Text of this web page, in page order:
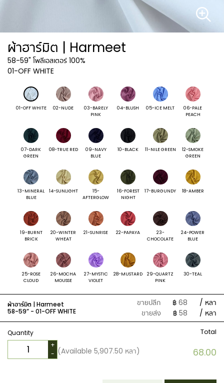
ผ้าฮาร์มิต | Harmeet
58-59" โพลีเอสเตอร์ 100%
01-OFF WHITE
01-OFF WHITE 02-NUDE
03-BARELY
PINK
04-BLUSH 05-ICE MELT
06-PALE
PEACH
07-DARK
GREEN
08-TRUE RED
09-NAVY
BLUE
10-BLACK 11-NILE GREEN
12-SMOKE
GREEN
13-MINERAL
BLUE
14-SUNLIGHT
15-
AFTERGLOW
16-FOREST
NIGHT
17-BURGUNDY 18-AMBER
19-BURNT
BRICK
20-WINTER
WHEAT
21-SUNRISE 22-PAPAYA
23-
CHOCOLATE
24-POWER
BLUE
25-ROSE
CLOUD
26-MOCHA
MOUSSE
27-MYSTIC
VIOLET
28-MUSTARD
29-QUARTZ
PINK
30-TEAL
ผ้าฮาร์มิต | Harmeet
58-59” - 01-OFF WHITE
ขายปลีก ฿ 68
/ หลา
ขายส่ง
฿ 58 / หลา
Quantity
+
- (Available 5,907.50 หลา)
Total
68.00